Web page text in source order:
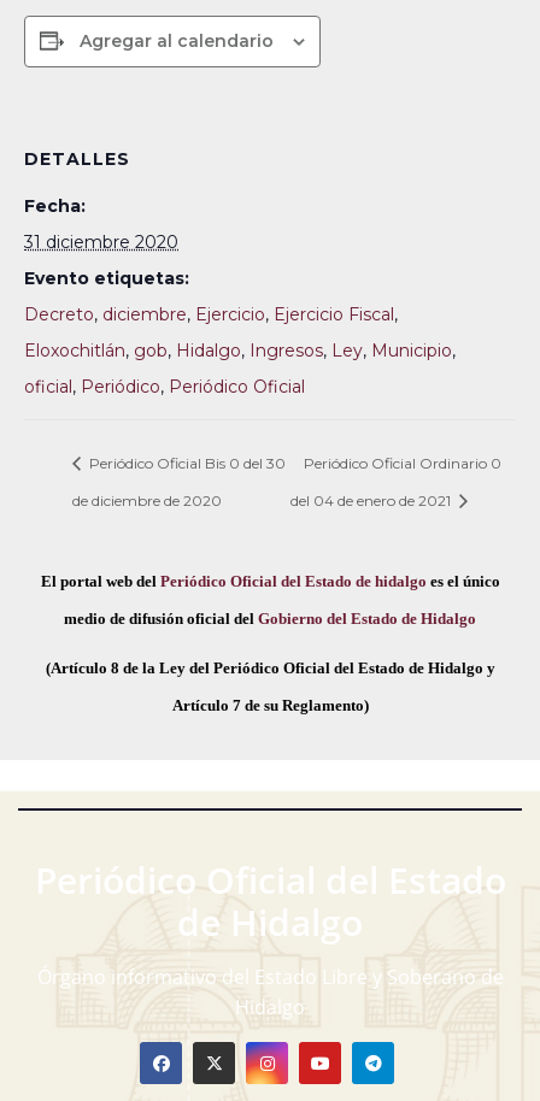
Agregar al calendario
DETALLES
Fecha:
31 diciembre 2020
Evento etiquetas:
Decreto, diciembre, Ejercicio, Ejercicio Fiscal,
Eloxochitlán, gob, Hidalgo, Ingresos, Ley, Municipio,
oficial, Periódico, Periódico Oficial
Periódico Oficial Bis 0 del 30
de diciembre de 2020
Periódico Oficial Ordinario 0
del 04 de enero de 2021
El portal web del Periódico Oficial del Estado de hidalgo es el único
medio de difusión oficial del Gobierno del Estado de Hidalgo
(Artículo 8 de la Ley del Periódico Oficial del Estado de Hidalgo y
Artículo 7 de su Reglamento)
Periódico Oficial del Estado
de Hidalgo
Órgano informativo del Estado Libre y Soberano de
Hidalgo